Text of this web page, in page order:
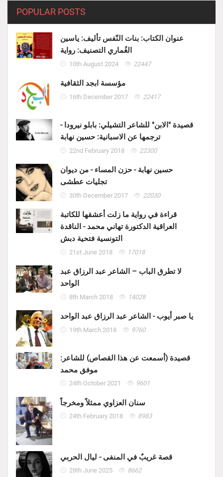
POPULAR POSTS
عنوان الكتاب: بنات النّفس تأليف: ياسين
الغُماري التصنيف: رواية
10th August 2024 22447
مؤسسة ابجد الثقافية
16th December 2017 22417
قصيدة "الابن" للشاعر التشيلي: بابلو نيرودا -
ترجمها عن الاسبانية: حسين نهابة
22nd February 2018 22300
حسين نهابة - حزن المساء - من ديوان
تجليات عطشى
30th December 2017 22030
قراءة في رواية ما زلت أعشقها للكاتبة
العراقية الدكتورة تهاني محمد - الناقدة
التونسية فتحية دبش
21st June 2018 17018
لا تطرق الباب – الشاعر عبد الرزاق عبد
الواحد
8th March 2018 14028
يا صبر أيوب - الشاعر عبد الرزاق عبد الواحد
19th March 2018 9760
قصيدة (أسمعت عن هذا القصاص) للشاعر:
موفق محمد
24th October 2021 9601
سنان العزاوي ممثلاً ومخرجاً
24th February 2018 8983
قصة غريبٌ في المنفى - ليال الحربي
28th June 2025 8662